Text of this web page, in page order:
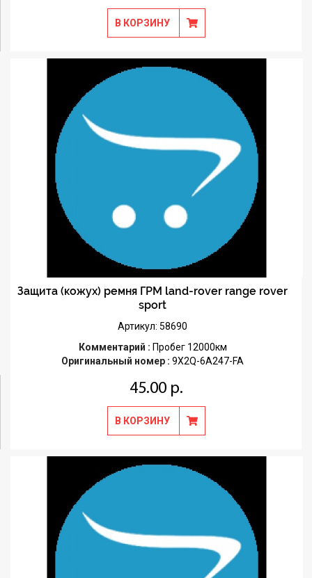
В КОРЗИНУ
Защита (кожух) ремня ГРМ land-rover range rover
sport
Артикул: 58690
Комментарий : Пробег 12000км
Оригинальный номер : 9X2Q-6A247-FA
45.00 р.
В КОРЗИНУ